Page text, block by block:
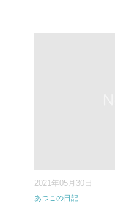
2021年05月30日
あつこの日記